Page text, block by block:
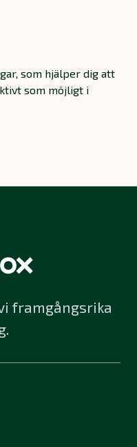
som hjälper dig att
som möjligt i
framgångsrika